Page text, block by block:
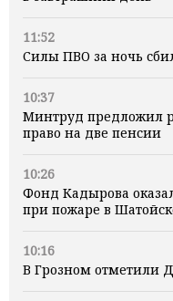
11:52
Силы ПВО за ночь
10:37
Минтруд предложил
право на две пенсии
10:26
Фонд Кадырова
при пожаре в
10:16
В Грозном отметили